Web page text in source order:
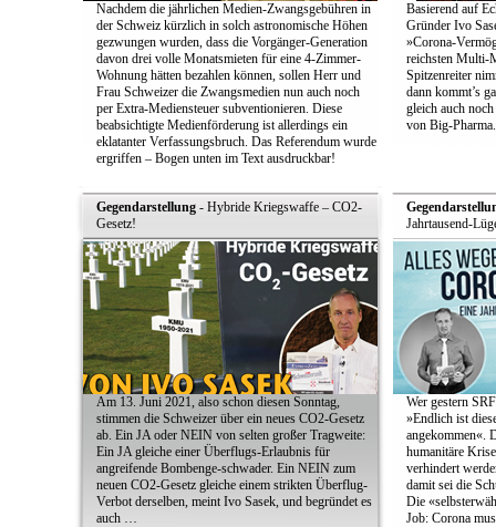
Nachdem die jährlichen Medien-Zwangsgebühren in
der Schweiz kürzlich in solch astronomische Höhen
gezwungen wurden, dass die Vorgänger-Generation
davon drei volle Monatsmieten für eine 4-Zimmer-
Wohnung hätten bezahlen können, sollen Herr und
Frau Schweizer die Zwangsmedien nun auch noch
per Extra-Mediensteuer subventionieren. Diese
beabsichtigte Medienförderung ist allerdings ein
eklatanter Verfassungsbruch. Das Referendum wurde
ergriffen – Bogen unten im Text ausdruckbar!
Basierend auf
Gründer Ivo
»Corona-
reichsten Multi-
Spitzenreiter
dann kommt’s
gleich auch
von Big-
Gegendarstellung- Hybride Kriegswaffe – CO2-
Gesetz!
Am 13. Juni 2021, also schon diesen Sonntag,
stimmen die Schweizer über ein neues CO2-Gesetz
ab. Ein JA oder NEIN von selten großer Tragweite:
Ein JA gleiche einer Überflugs-Erlaubnis für
angreifende Bombenge-schwader. Ein NEIN zum
neuen CO2-Gesetz gleiche einem strikten Überflug-
Verbot derselben, meint Ivo Sasek, und begründet es
auch …
Jahrtausend-
Wer gestern
»Endlich ist
angekommen«.
humanitäre
verhindert
damit sei die
Die
Job: Corona